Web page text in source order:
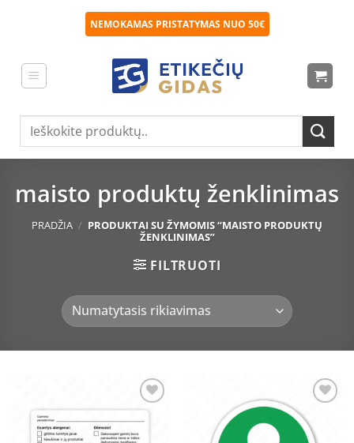
NEMOKAMAS PRISTATYMAS NUO 50€
Ieškoti:
maisto produktų ženklinimas
PRADŽIA / PRODUKTAI SU ŽYMOMIS “MAISTO PRODUKTŲ
ŽENKLINIMAS”
FILTRUOTI
Pridėti
į norų
sąrašą
į norų
sąrašą